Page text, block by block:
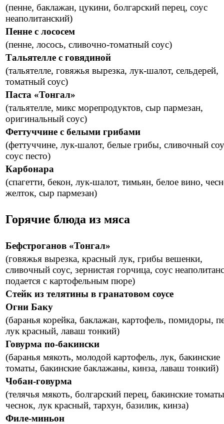
(пенне, баклажан, цукини, болгарский перец, соус
неаполитанский)
Пенне с лососем
(пенне, лосось, сливочно-томатный соус)
Тальятелле с говядиной
(тальятелле, говяжья вырезка, лук-шалот, сельдерей,
томатный соус)
Паста «Тонгал»
(тальятелле, микс морепродуктов, сыр пармезан,
оригинальный соус)
Феттуччине с белыми грибами
(феттуччине, лук-шалот, белые грибы, сливочный
соус песто)
Карбонара
(спагетти, бекон, лук-шалот, тимьян, белое вино,
желток, сыр пармезан)
Горячие блюда из мяса
Бефстроганов «Тонгал»
(говяжья вырезка, красный лук, грибы вешенки,
сливочный соус, зернистая горчица, соус
подается с картофельным пюре)
Стейк из телятины в гранатовом соусе
Огни Баку
(баранья корейка, баклажан, картофель, помидоры,
лук красный, лаваш тонкий)
Говурма по-бакински
(баранья мякоть, молодой картофель, лук, бакинские
томаты, бакинские баклажаны, кинза, лаваш тонкий)
Чобан-говурма
(телячья мякоть, болгарский перец, бакинские
чеснок, лук красный, тархун, базилик, кинза)
Филе-миньон